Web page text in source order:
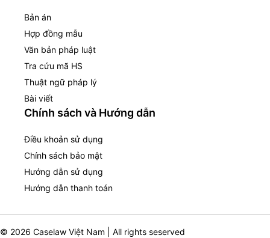
Bản án
Hợp đồng mẫu
Văn bản pháp luật
Tra cứu mã HS
Thuật ngữ pháp lý
Bài viết
Chính sách và Hướng dẫn
Điều khoản sử dụng
Chính sách bảo mật
Hướng dẫn sử dụng
Hướng dẫn thanh toán
© 2026 Caselaw Việt Nam | All rights seserved